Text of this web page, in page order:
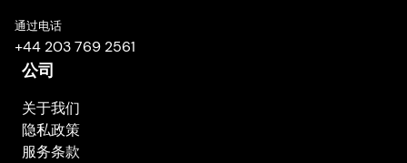
通过电话
+44 203 769 2561
公司
关于我们
隐私政策
服务条款